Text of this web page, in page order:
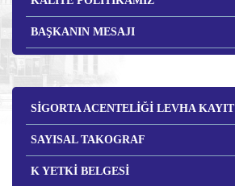
BAŞKANIN MESAJI
SİGORTA ACENTELİĞİ LEVHA KAYIT
SAYISAL TAKOGRAF
K YETKİ BELGESİ